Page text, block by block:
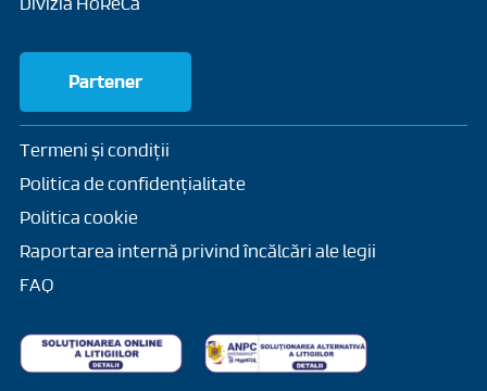
Divizia HoReCa
Partener
Termeni și condiții
Politica de confidențialitate
Politica cookie
Raportarea internă privind încălcări ale legii
FAQ